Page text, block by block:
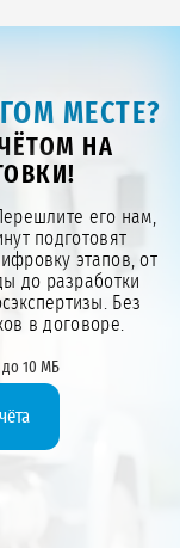
МЕСТЕ?
НА
его нам,
подготовят
этапов, от
до разработки
Без
в договоре.
до 10 МБ